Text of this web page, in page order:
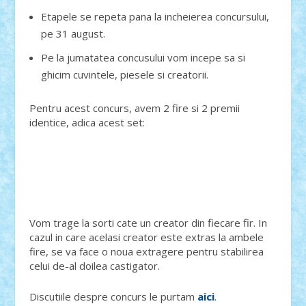
Etapele se repeta pana la incheierea concursului,
pe 31 august.
Pe la jumatatea concusului vom incepe sa si
ghicim cuvintele, piesele si creatorii.
Pentru acest concurs, avem 2 fire si 2 premii
identice, adica acest set:
Vom trage la sorti cate un creator din fiecare fir. In
cazul in care acelasi creator este extras la ambele
fire, se va face o noua extragere pentru stabilirea
celui de-al doilea castigator.
Discutiile despre concurs le purtam aici.